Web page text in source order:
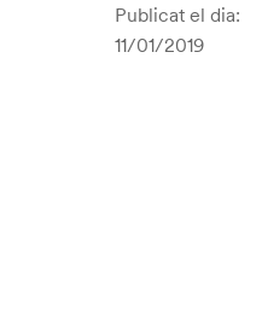
Publicat el dia:
11/01/2019